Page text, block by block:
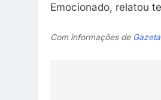
Emocionado, relatou
Com informações de